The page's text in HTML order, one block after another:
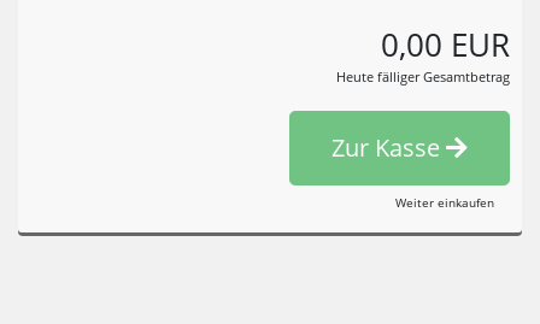
0,00 EUR
Heute fälliger Gesamtbetrag
Zur Kasse
Weiter einkaufen